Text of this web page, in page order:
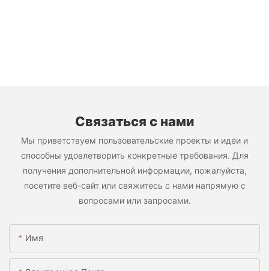
Связаться с нами
Мы приветствуем пользовательские проекты и идеи и
способны удовлетворить конкретные требования. Для
получения дополнительной информации, пожалуйста,
посетите веб-сайт или свяжитесь с нами напрямую с
вопросами или запросами.
Имя